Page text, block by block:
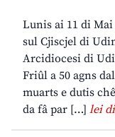
Lunis ai 11 di Mai
sul Cjiscjel di
Arcidiocesi di
Friûl a 50 agns
muarts e dutis
da fâ par […] lei